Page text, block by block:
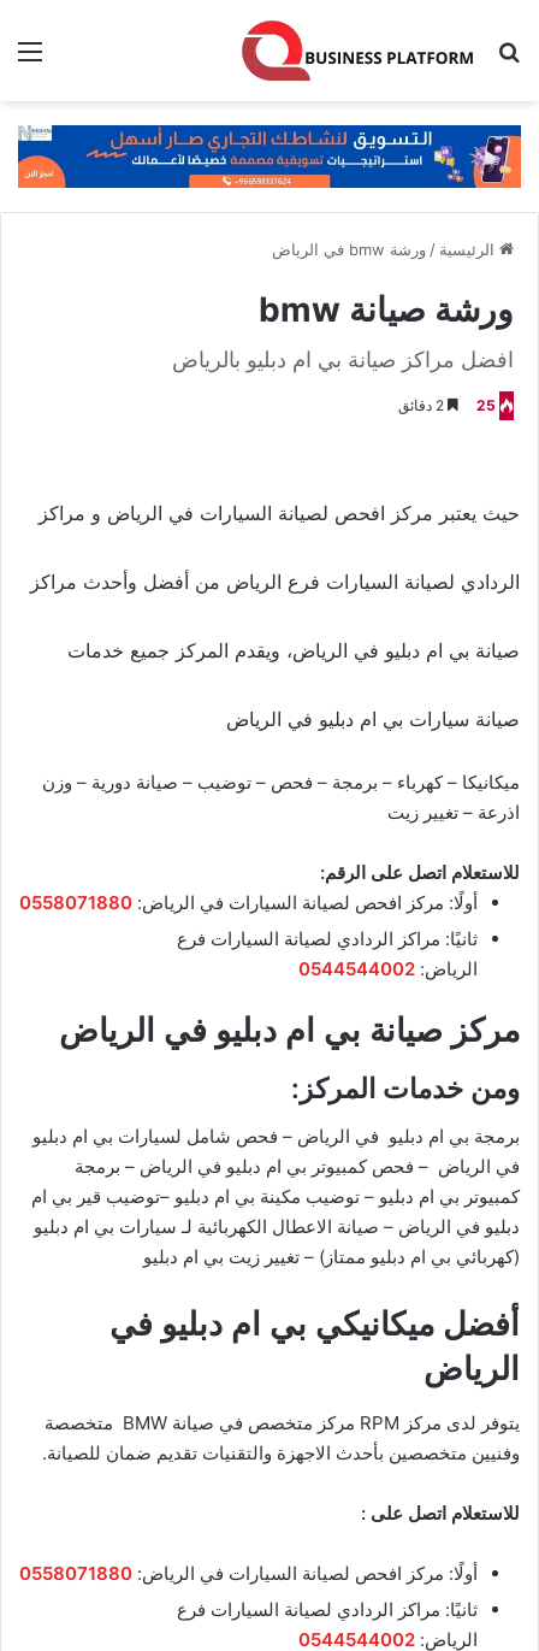
بحث عن
الرئيسية / ورشة bmw في الرياض
ورشة صيانة bmw
افضل مراكز صيانة بي ام دبليو بالرياض
25
حيث يعتبر مركز افحص لصيانة السيارات في الرياض و مراكز
الردادي لصيانة السيارات فرع الرياض من أفضل وأحدث مراكز
صيانة بي ام دبليو في الرياض، ويقدم المركز جميع خدمات
صيانة سيارات بي ام دبليو في الرياض
ميكانيكا – كهرباء – برمجة – فحص – توضيب – صيانة دورية – وزن
اذرعة – تغيير زيت
للاستعلام اتصل على الرقم:
أولًا: مركز افحص لصيانة السيارات في الرياض: 0558071880
ثانيًا: مراكز الردادي لصيانة السيارات فرع
الرياض: 0544544002
مركز صيانة بي ام دبليو في الرياض
ومن خدمات المركز:
برمجة بي ام دبليو في الرياض – فحص شامل لسيارات بي ام دبليو
في الرياض – فحص كمبيوتر بي ام دبليو في الرياض – برمجة
كمبيوتر بي ام دبليو – توضيب مكينة بي ام دبليو –توضيب قير بي ام
دبليو في الرياض – صيانة الاعطال الكهربائية لـ سيارات بي ام دبليو
(كهربائي بي ام دبليو ممتاز) – تغيير زيت بي ام دبليو
أفضل ميكانيكي بي ام دبليو في
الرياض
يتوفر لدى مركز RPM مركز متخصص في صيانة BMW متخصصة
وفنيين متخصصين بأحدث الاجهزة والتقنيات تقديم ضمان للصيانة.
للاستعلام اتصل على :
أولًا: مركز افحص لصيانة السيارات في الرياض: 0558071880
ثانيًا: مراكز الردادي لصيانة السيارات فرع
الرياض: 0544544002